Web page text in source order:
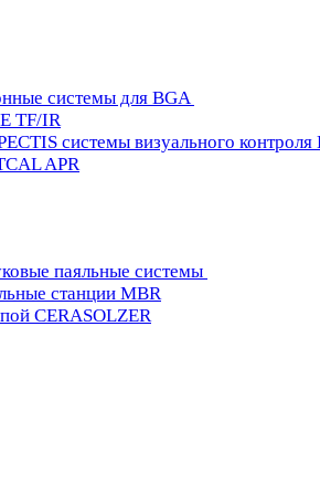
системы для BGA
TF/IR
системы визуального контроля
APR
паяльные системы
станции MBR
CERASOLZER